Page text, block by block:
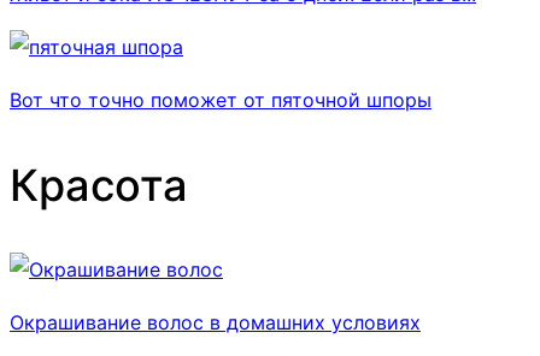
Вот что точно поможет от пяточной шпоры
Красота
Окрашивание волос в домашних условиях